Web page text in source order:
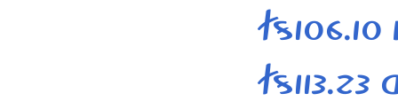
FS106.10
FS113.23